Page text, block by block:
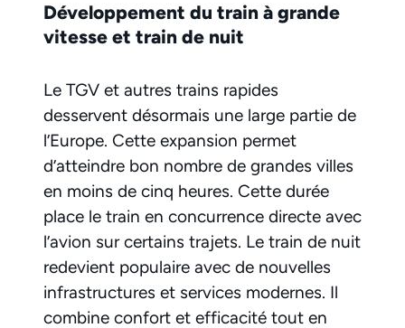
Développement du train à grande
vitesse et train de nuit
Le TGV et autres trains rapides
desservent désormais une large partie de
l’Europe. Cette expansion permet
d’atteindre bon nombre de grandes villes
en moins de cinq heures. Cette durée
place le train en concurrence directe avec
l’avion sur certains trajets. Le train de nuit
redevient populaire avec de nouvelles
infrastructures et services modernes. Il
combine confort et efficacité tout en